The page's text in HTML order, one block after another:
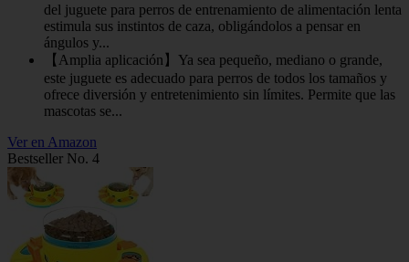
del juguete para perros de entrenamiento de alimentación lenta
estimula sus instintos de caza, obligándolos a pensar en
ángulos y...
【Amplia aplicación】Ya sea pequeño, mediano o grande,
este juguete es adecuado para perros de todos los tamaños y
ofrece diversión y entretenimiento sin límites. Permite que las
mascotas se...
Ver en Amazon
Bestseller No. 4